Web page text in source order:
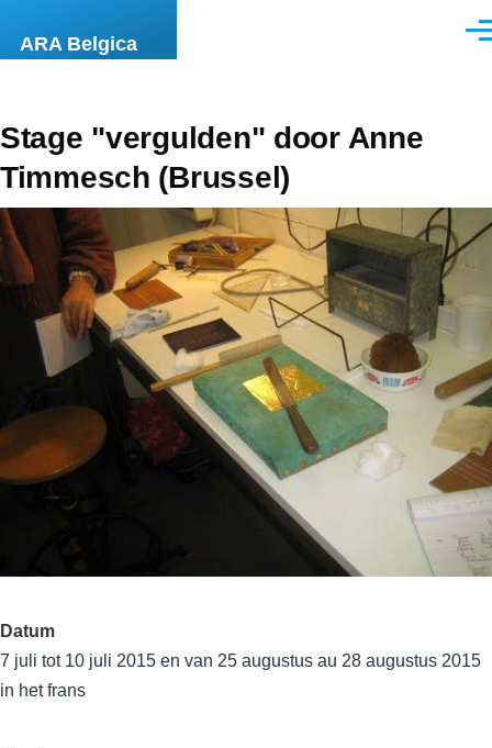
ARA Belgica
Stage "vergulden" door Anne
Timmesch (Brussel)
Datum
7 juli tot 10 juli 2015 en van 25 augustus au 28 augustus 2015
in het frans